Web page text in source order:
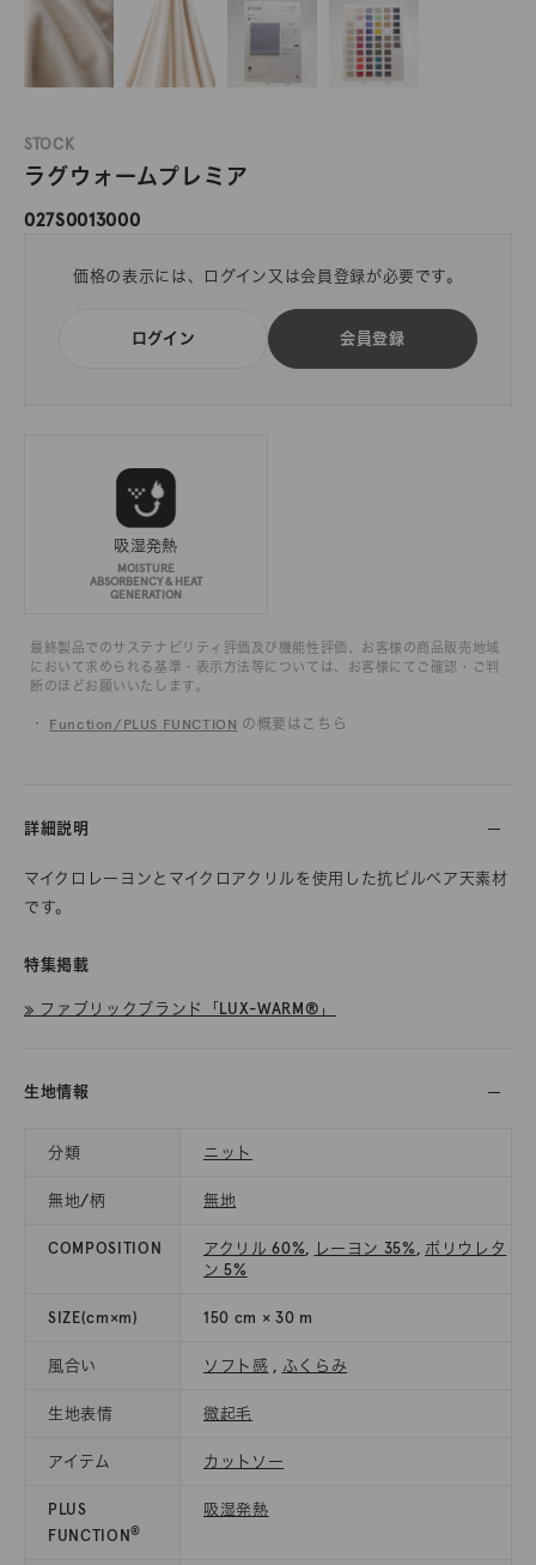
STOCK
ラグウォームプレミア
027S0013000
価格の表示には、ログイン又は会員登録が必要です。
ログイン 会員登録
吸湿発熱
MOISTURE
ABSORBENCY & HEAT
GENERATION
最終製品でのサステナビリティ評価及び機能性評価、お客様の商品販売地域
において求められる基準・表示方法等については、お客様にてご確認・ご判
断のほどお願いいたします。
・ Function/PLUS FUNCTION の概要はこちら
詳細説明
マイクロレーヨンとマイクロアクリルを使用した抗ピルベア天素材
です。
特集掲載
≫ ファブリックブランド「LUX-WARM®」
生地情報
分類 ニット
無地/柄 無地
COMPOSITION アクリル 60%, レーヨン 35%, ポリウレタ
ン 5%
SIZE(cm×m) 150 cm × 30 m
風合い ソフト感 , ふくらみ
生地表情 微起毛
アイテム カットソー
PLUS
FUNCTION®
吸湿発熱